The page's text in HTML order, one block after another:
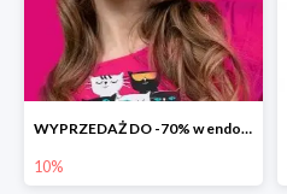
WYPRZEDAŻ DO -70% w endo.pl
10%